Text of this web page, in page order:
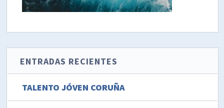
ENTRADAS RECIENTES
TALENTO JÓVEN CORUÑA